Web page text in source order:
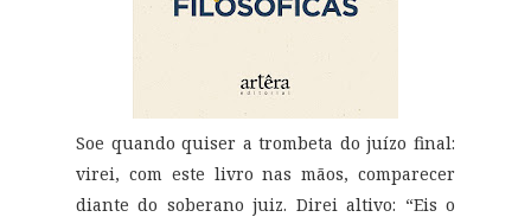
Soe quando quiser a trombeta do juízo final:
virei, com este livro nas mãos, comparecer
diante do soberano juiz. Direi altivo: “Eis o